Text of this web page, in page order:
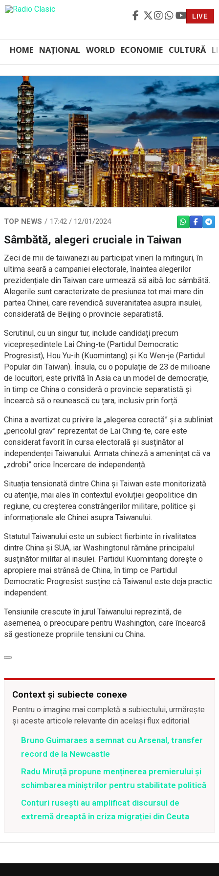
LIVE
HOME NAȚIONAL WORLD ECONOMIE CULTURĂ
TOP NEWS 17:42 / 12/01/2024 WHATSAPP
Sâmbătă, alegeri cruciale in Taiwan
Zeci de mii de taiwanezi au participat vineri la mitinguri, în
ultima seară a campaniei electorale, înaintea alegerilor
prezidențiale din Taiwan care urmează să aibă loc sâmbătă.
Alegerile sunt caracterizate de presiunea tot mai mare din
partea Chinei, care revendică suveranitatea asupra insulei,
considerată de Beijing o provincie separatistă.
Scrutinul, cu un singur tur, include candidați precum
vicepreședintele Lai Ching-te (Partidul Democratic
Progresist), Hou Yu-ih (Kuomintang) și Ko Wen-je (Partidul
Popular din Taiwan). Însula, cu o populație de 23 de milioane
de locuitori, este privită în Asia ca un model de democrație,
în timp ce China o consideră o provincie separatistă și
încearcă să o reunească cu țara, inclusiv prin forță.
China a avertizat cu privire la „alegerea corectă” și a subliniat
„pericolul grav” reprezentat de Lai Ching-te, care este
considerat favorit în cursa electorală și susținător al
independenței Taiwanului. Armata chineză a amenințat că va
„zdrobi” orice încercare de independență.
Situația tensionată dintre China și Taiwan este monitorizată
cu atenție, mai ales în contextul evoluției geopolitice din
regiune, cu creșterea constrângerilor militare, politice și
informaționale ale Chinei asupra Taiwanului.
Statutul Taiwanului este un subiect fierbinte în rivalitatea
dintre China și SUA, iar Washingtonul rămâne principalul
susținător militar al insulei. Partidul Kuomintang dorește o
apropiere mai strânsă de China, în timp ce Partidul
Democratic Progresist susține că Taiwanul este deja practic
independent.
Tensiunile crescute în jurul Taiwanului reprezintă, de
asemenea, o preocupare pentru Washington, care încearcă
să gestioneze propriile tensiuni cu China.
Context și subiecte conexe
Pentru o imagine mai completă a subiectului, urmărește
și aceste articole relevante din același flux editorial.
Bruno Guimaraes a semnat cu Arsenal, transfer
record de la Newcastle
Radu Miruță propune menținerea premierului și
schimbarea miniștrilor pentru stabilitate politică
Conturi rusești au amplificat discursul de
extremă dreaptă în criza migrației din Ceuta